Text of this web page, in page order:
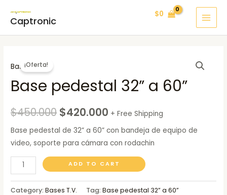
Captronic
$0
¡Oferta!
Bases T.V.
Base pedestal 32” a 60”
$450.000 $420.000 + Free Shipping
Base pedestal de 32” a 60” con bandeja de equipo de
video, soporte para cámara con rodachin
pedestal
32”
a
60”
quantity
ADD TO CART
Category:Bases T.V. Tag:Base pedestal 32” a 60”